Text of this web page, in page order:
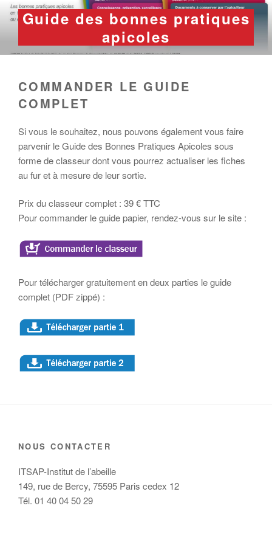
Aller
principal
Guide des bonnes pratiques
apicoles
COMMANDER LE GUIDE
COMPLET
Si vous le souhaitez, nous pouvons également vous faire
parvenir le Guide des Bonnes Pratiques Apicoles sous
forme de classeur dont vous pourrez actualiser les fiches
au fur et à mesure de leur sortie.
Prix du classeur complet : 39 € TTC
Pour commander le guide papier, rendez-vous sur le site :
Pour télécharger gratuitement en deux parties le guide
complet (PDF zippé) :
NOUS CONTACTER
ITSAP-Institut de l’abeille
149, rue de Bercy, 75595 Paris cedex 12
Tél. 01 40 04 50 29